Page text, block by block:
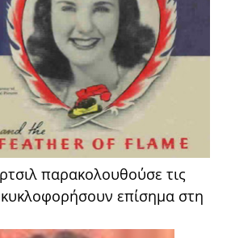
παρακολουθούσε τις
κυκλοφορήσουν επίσημα στη